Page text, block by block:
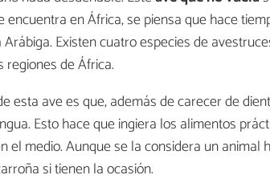
encuentra en África, se piensa que hace
Existen cuatro especies de
de África.
esta ave es que, además de carecer de
Esto hace que ingiera los alimentos
el medio. Aunque se la considera un animal
si tienen la ocasión.